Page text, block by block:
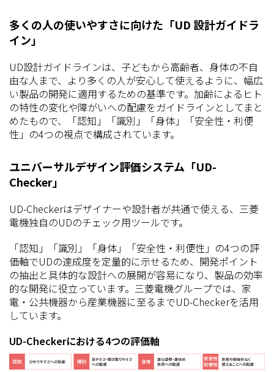
多くの人の使いやすさに向けた「UD 設計ガイドラ
イン」
UD設計ガイドラインは、子どもから高齢者、身体の不自
由な人まで、より多くの人が安心して使えるように、幅広
い製品の開発に適用するための基準です。加齢によるヒト
の特性の変化や障がいへの配慮をガイドラインとしてまと
めたもので、「認知」「識別」「身体」「安全性・利便
性」の4つの視点で構成されています。
ユニバーサルデザイン評価システム「UD-
Checker」
UD-Checkerはデザイナーや設計者が共通で使える、三菱
電機独自のUDのチェック用ツールです。
「認知」「識別」「身体」「安全性・利便性」の4つの評
価軸でUDの達成度を定量的に示せるため、開発ポイント
の抽出と具体的な設計への展開が容易になり、製品の効率
的な開発に役立っています。三菱電機グループでは、家
電・公共機器から産業機器に至るまでUD-Checkerを活用
しています。
UD-Checkerにおける4つの評価軸